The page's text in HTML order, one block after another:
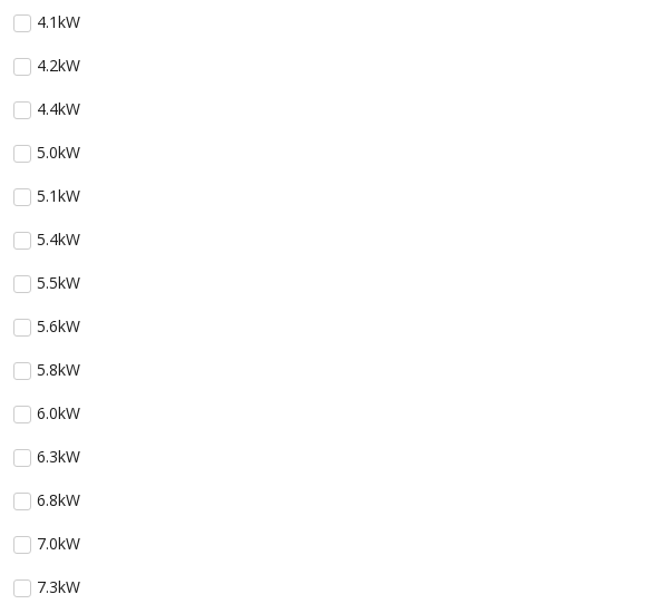
4.1kW
4.2kW
4.4kW
5.0kW
5.1kW
5.4kW
5.5kW
5.6kW
5.8kW
6.0kW
6.3kW
6.8kW
7.0kW
7.3kW